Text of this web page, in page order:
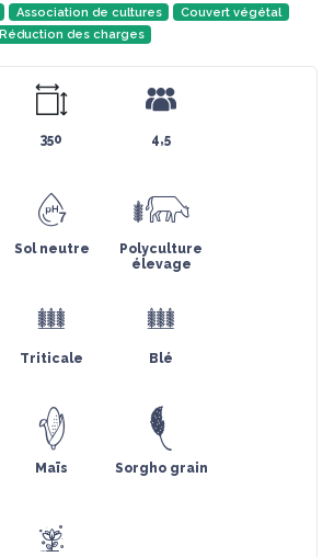
Association de cultures
Couvert végétal
Réduction des charges
350 4,5
Sol neutre
Polyculture
élevage
Triticale Blé
Maïs Sorgho grain